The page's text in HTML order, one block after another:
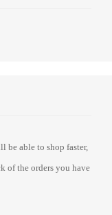
be able to shop faster,
of the orders you have